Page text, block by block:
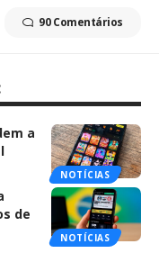
90 Comentários
NOTÍCIAS
a
NOTÍCIAS
de